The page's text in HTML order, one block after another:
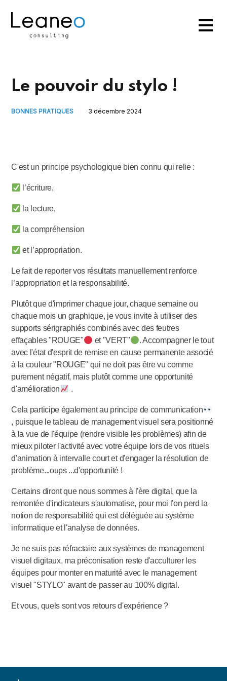
Le pouvoir du stylo !
BONNES PRATIQUES 3 décembre 2024
C'est un principe psychologique bien connu qui relie :
l’écriture,
la lecture,
la compréhension
et l’appropriation.
Le fait de reporter vos résultats manuellement renforce
l’appropriation et la responsabilité.
Plutôt que d'imprimer chaque jour, chaque semaine ou
chaque mois un graphique, je vous invite à utiliser des
supports sérigraphiés combinés avec des feutres
effaçables "ROUGE"
et "VERT"
. Accompagner le tout
avec l'état d'esprit de remise en cause permanente associé
à la couleur "ROUGE" qui ne doit pas être vu comme
purement négatif, mais plutôt comme une opportunité
d'amélioration
.
Cela participe également au principe de communication
, puisque le tableau de management visuel sera positionné
à la vue de l'équipe (rendre visible les problèmes) afin de
mieux piloter l'activité avec votre équipe lors de vos rituels
d'animation à intervalle court et d'engager la résolution de
problème...oups ...d'opportunité !
Certains diront que nous sommes à l'ère digital, que la
remontée d'indicateurs s'automatise, pour moi l'on perd la
notion de responsabilité qui est déléguée au système
informatique et l'analyse de données.
Je ne suis pas réfractaire aux systèmes de management
visuel digitaux, ma préconisation reste d'acculturer les
équipes pour monter en maturité avec le management
visuel "STYLO" avant de passer au 100% digital.
Et vous, quels sont vos retours d'expérience ?